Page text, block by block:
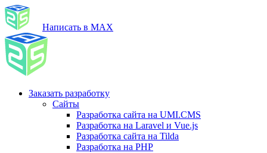
Написать в MAX
Заказать разработку
Сайты
Разработка сайта на UMI.CMS
Разработка на Laravel и Vue.js
Разработка сайта на Tilda
Разработка на PHP